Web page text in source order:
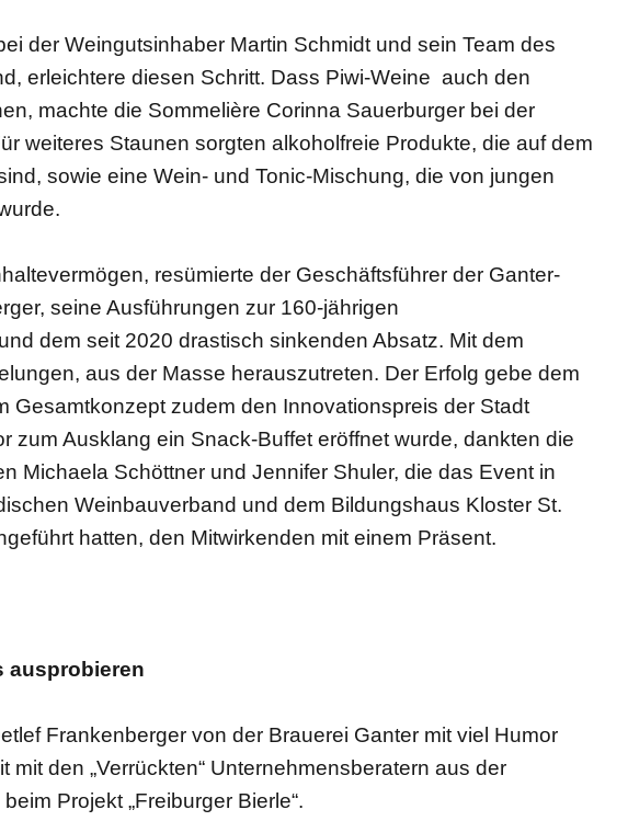
der Weingutsinhaber Martin Schmidt und sein Team des
erleichtere diesen Schritt. Dass Piwi-Weine auch den
machte die Sommelière Corinna Sauerburger bei der
weiteres Staunen sorgten alkoholfreie Produkte, die auf dem
sowie eine Wein- und Tonic-Mischung, die von jungen
resümierte der Geschäftsführer der Ganter-
seine Ausführungen zur 160-jährigen
dem seit 2020 drastisch sinkenden Absatz. Mit dem
aus der Masse herauszutreten. Der Erfolg gebe dem
Gesamtkonzept zudem den Innovationspreis der Stadt
zum Ausklang ein Snack-Buffet eröffnet wurde, dankten die
Michaela Schöttner und Jennifer Shuler, die das Event in
Weinbauverband und dem Bildungshaus Kloster St.
hatten, den Mitwirkenden mit einem Präsent.
ausprobieren
Frankenberger von der Brauerei Ganter mit viel Humor
mit den „Verrückten“ Unternehmensberatern aus der
Projekt „Freiburger Bierle“.